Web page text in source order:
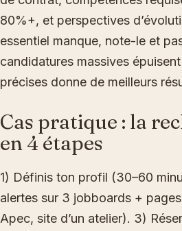
80%+, et perspectives
essentiel manque, note-le et
candidatures massives
précises donne de meilleurs
Cas pratique : la
en 4 étapes
1) Définis ton profil (30–60
alertes sur 3 jobboards +
Apec, site d’un atelier). 3)